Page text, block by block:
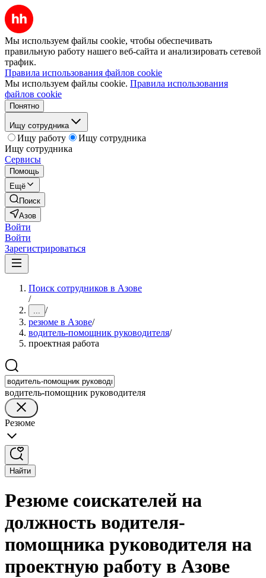
Мы используем файлы cookie, чтобы обеспечивать
правильную работу нашего веб-сайта и анализировать сетевой
трафик.
Правила использования файлов cookie
Мы используем файлы cookie. Правила использования
файлов cookie
Понятно
Ищу сотрудника
Ищу работу
Ищу сотрудника
Ищу сотрудника
Сервисы
Помощь
Ещё
Поиск
Азов
Войти
Войти
Зарегистрироваться
Поиск сотрудников в Азове
/
... /
резюме в Азове/
водитель-помощник руководителя/
проектная работа
водитель-помощник руководителя
Резюме
Найти
Резюме соискателей на
должность водителя-
помощника руководителя на
проектную работу в Азове